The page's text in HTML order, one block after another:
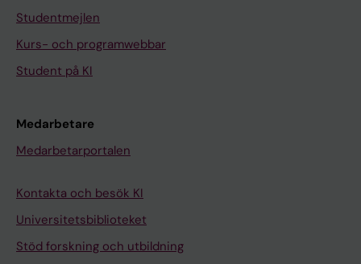
Studentmejlen
Kurs- och programwebbar
Student på KI
Medarbetare
Medarbetarportalen
Kontakta och besök KI
Universitetsbiblioteket
Stöd forskning och utbildning